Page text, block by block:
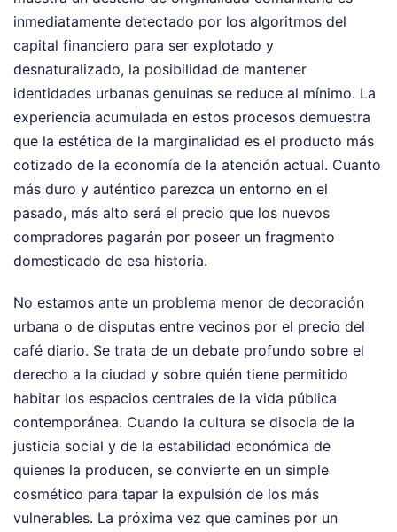
inmediatamente detectado por los algoritmos del
capital financiero para ser explotado y
desnaturalizado, la posibilidad de mantener
identidades urbanas genuinas se reduce al mínimo. La
experiencia acumulada en estos procesos demuestra
que la estética de la marginalidad es el producto más
cotizado de la economía de la atención actual. Cuanto
más duro y auténtico parezca un entorno en el
pasado, más alto será el precio que los nuevos
compradores pagarán por poseer un fragmento
domesticado de esa historia.
No estamos ante un problema menor de decoración
urbana o de disputas entre vecinos por el precio del
café diario. Se trata de un debate profundo sobre el
derecho a la ciudad y sobre quién tiene permitido
habitar los espacios centrales de la vida pública
contemporánea. Cuando la cultura se disocia de la
justicia social y de la estabilidad económica de
quienes la producen, se convierte en un simple
cosmético para tapar la expulsión de los más
vulnerables. La próxima vez que camines por un